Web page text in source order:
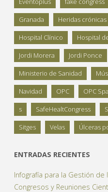
Granada Heridas crónicas
Hospital Clínico Hospital
Jordi Morera Jordi Ponce
Ministerio de Sanidad
Navidad OPC OPC
s SafeHealtCongress
Sitges Velas Úlceras
ENTRADAS RECIENTES
Infografía para la Gestión
Congresos y Reuniones